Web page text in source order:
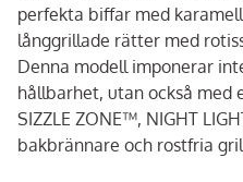
perfekta biffar med
långgrillade rätter med
Denna modell imponerar
hållbarhet, utan också med
SIZZLE ZONE™, NIGHT
bakbrännare och rostfria